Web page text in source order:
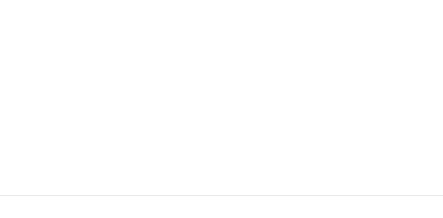
e processadas por marketplaces parceiros — Amazon, Mercado Livre, Shopee,
fiscal da transação cabem ao marketplace/instituição de pagamento.